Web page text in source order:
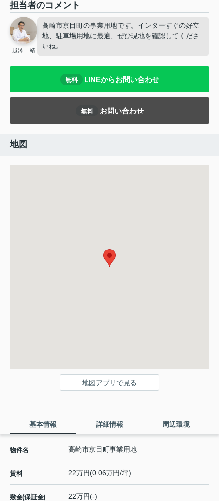
担当者のコメント
越澤 靖
高崎市京目町の事業用地です。インターすぐの好立
地、駐車場用地に最適、ぜひ現地を確認してくださ
いね。
無料 LINEからお問い合わせ
無料 お問い合わせ
地図
地図アプリで見る
基本情報 詳細情報 周辺環境
物件名 高崎市京目町事業用地
賃料 22万円(0.06万円/坪)
敷金(保証金) 22万円(-)